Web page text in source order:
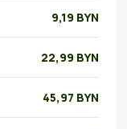
9,19 BYN
22,99 BYN
45,97 BYN